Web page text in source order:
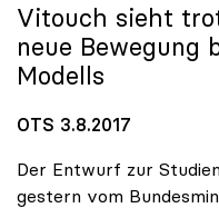
Vitouch sieht
neue Bewegung
Modells
OTS 3.8.2017
Der Entwurf zur
gestern vom